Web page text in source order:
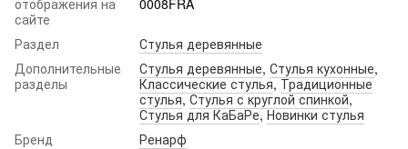
сайте
Раздел
Стулья деревянные
Дополнительные
разделы
Стулья деревянные, Стулья кухонные,
Классические стулья,Традиционные
стулья,Стулья с круглой спинкой,
Стулья для КаБаРе,Новинки стулья
Бренд
Ренарф